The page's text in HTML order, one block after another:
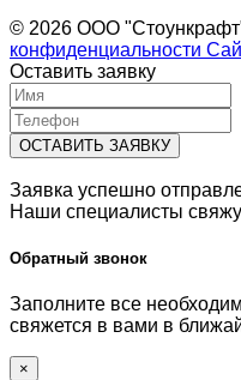
© 2026 ООО
конфиденциальности
Оставить заявку
ОСТАВИТЬ ЗАЯВКУ
Заявка успешно
Наши специалисты
Обратный звонок
Заполните все
свяжется в вами в
×